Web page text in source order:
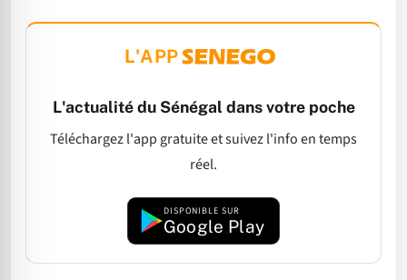
L'APP
L'actualité du Sénégal dans votre poche
Téléchargez l'app gratuite et suivez l'info en temps
réel.
DISPONIBLE SUR
Google Play